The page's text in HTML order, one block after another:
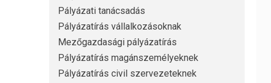
Pályázati tanácsadás
Pályázatírás vállalkozásoknak
Mezőgazdasági pályázatírás
Pályázatírás magánszemélyeknek
Pályázatírás civil szervezeteknek